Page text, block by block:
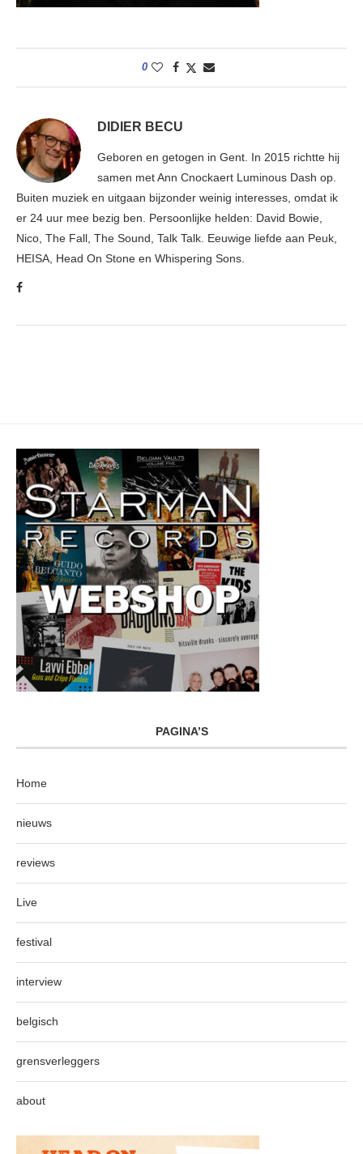
0
DIDIER BECU
Geboren en getogen in Gent. In 2015 richtte hij
samen met Ann Cnockaert Luminous Dash op.
Buiten muziek en uitgaan bijzonder weinig interesses, omdat ik
er 24 uur mee bezig ben. Persoonlijke helden: David Bowie,
Nico, The Fall, The Sound, Talk Talk. Eeuwige liefde aan Peuk,
HEISA, Head On Stone en Whispering Sons.
PAGINA’S
Home
nieuws
reviews
Live
festival
interview
belgisch
grensverleggers
about